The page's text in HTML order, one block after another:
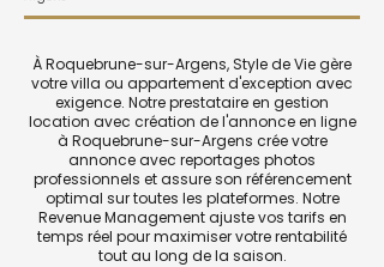
À Roquebrune-sur-Argens, Style de Vie gère
votre villa ou appartement d'exception avec
exigence. Notre prestataire en gestion
location avec création de l'annonce en ligne
à Roquebrune-sur-Argens crée votre
annonce avec reportages photos
professionnels et assure son référencement
optimal sur toutes les plateformes. Notre
Revenue Management ajuste vos tarifs en
temps réel pour maximiser votre rentabilité
tout au long de la saison.